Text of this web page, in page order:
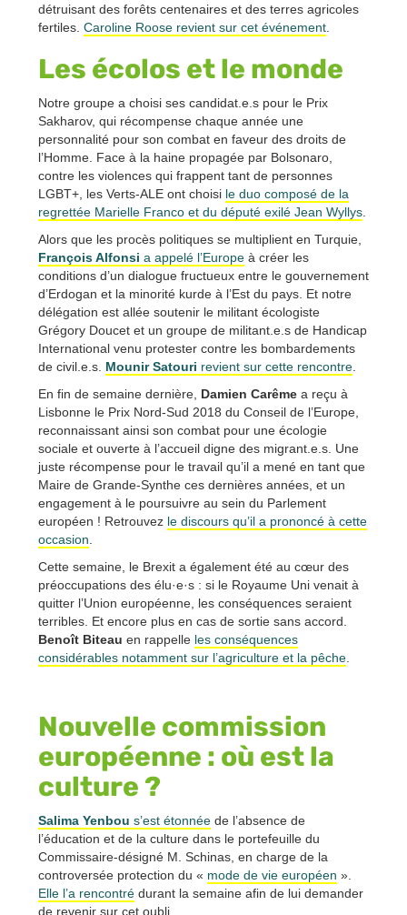
détruisant des forêts centenaires et des terres agricoles
fertiles. Caroline Roose revient sur cet événement.
Les écolos et le monde
Notre groupe a choisi ses candidat.e.s pour le Prix
Sakharov, qui récompense chaque année une
personnalité pour son combat en faveur des droits de
l’Homme. Face à la haine propagée par Bolsonaro,
contre les violences qui frappent tant de personnes
LGBT+, les Verts-ALE ont choisi le duo composé de la
regrettée Marielle Franco et du député exilé Jean Wyllys.
Alors que les procès politiques se multiplient en Turquie,
François Alfonsi a appelé l’Europe à créer les
conditions d’un dialogue fructueux entre le gouvernement
d’Erdogan et la minorité kurde à l’Est du pays. Et notre
délégation est allée soutenir le militant écologiste
Grégory Doucet et un groupe de militant.e.s de Handicap
International venu protester contre les bombardements
de civil.e.s. Mounir Satouri revient sur cette rencontre.
En fin de semaine dernière, Damien Carême a reçu à
Lisbonne le Prix Nord-Sud 2018 du Conseil de l’Europe,
reconnaissant ainsi son combat pour une écologie
sociale et ouverte à l’accueil digne des migrant.e.s. Une
juste récompense pour le travail qu’il a mené en tant que
Maire de Grande-Synthe ces dernières années, et un
engagement à le poursuivre au sein du Parlement
européen ! Retrouvez le discours qu’il a prononcé à cette
occasion.
Cette semaine, le Brexit a également été au cœur des
préoccupations des élu·e·s : si le Royaume Uni venait à
quitter l’Union européenne, les conséquences seraient
terribles. Et encore plus en cas de sortie sans accord.
Benoît Biteau en rappelle les conséquences
considérables notamment sur l’agriculture et la pêche.
Nouvelle commission
européenne : où est la
culture ?
Salima Yenbou s’est étonnée de l’absence de
l’éducation et de la culture dans le portefeuille du
Commissaire-désigné M. Schinas, en charge de la
controversée protection du « mode de vie européen ».
Elle l’a rencontré durant la semaine afin de lui demander
de revenir sur cet oubli.